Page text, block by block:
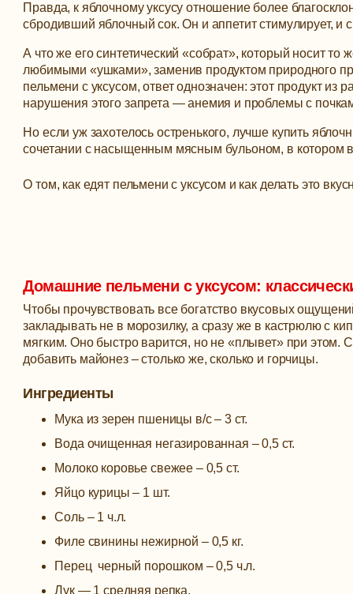
Правда, к яблочному уксусу отношение более
сбродивший яблочный сок. Он и аппетит стимулирует, и
А что же его синтетический «собрат», который носит
любимыми «ушками», заменив продуктом природного
пельмени с уксусом, ответ однозначен: этот продукт
нарушения этого запрета — анемия и проблемы с
Но если уж захотелось остренького, лучше купить
сочетании с насыщенным мясным бульоном, в котором
О том, как едят пельмени с уксусом и как делать это
Домашние пельмени с уксусом:
Чтобы прочувствовать все богатство вкусовых
закладывать не в морозилку, а сразу же в кастрюлю с
мягким. Оно быстро варится, но не «плывет» при этом.
добавить майонез – столько же, сколько и горчицы.
Ингредиенты
Мука из зерен пшеницы в/с – 3 ст.
Вода очищенная негазированная – 0,5 ст.
Молоко коровье свежее – 0,5 ст.
Яйцо курицы – 1 шт.
Соль – 1 ч.л.
Филе свинины нежирной – 0,5 кг.
Перец черный порошком – 0,5 ч.л.
Лук — 1 средняя репка.